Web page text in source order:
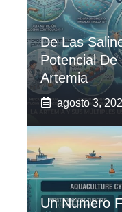
De Las
Potencial
Artemia
agosto 3,
Un Número